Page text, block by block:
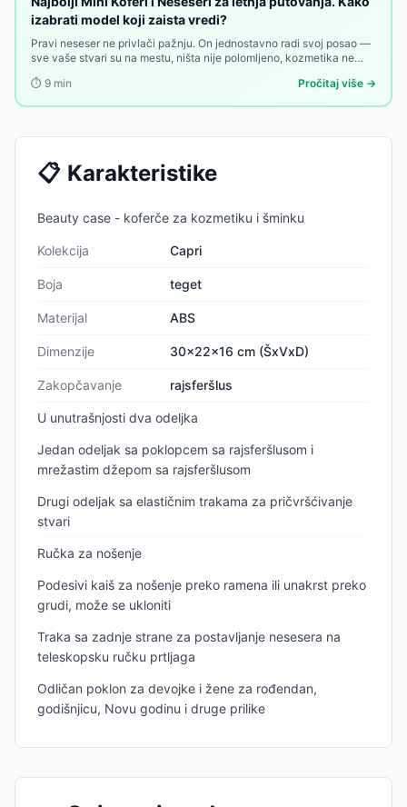
izabrati model koji zaista vredi?
Pravi neseser ne privlači pažnju. On jednostavno radi svoj posao —
sve vaše stvari su na mestu, ništa nije polomljeno, kozmetika ne
⏱️ 9 min Pročitaj više →
📋 Karakteristike
Beauty case - koferče za kozmetiku i šminku
Kolekcija Capri
Boja teget
Materijal ABS
Dimenzije 30x22x16 cm (ŠxVxD)
Zakopčavanje rajsferšlus
U unutrašnjosti dva odeljka
Jedan odeljak sa poklopcem sa rajsferšlusom i
mrežastim džepom sa rajsferšlusom
Drugi odeljak sa elastičnim trakama za pričvršćivanje
stvari
Ručka za nošenje
Podesivi kaiš za nošenje preko ramena ili unakrst preko
grudi, može se ukloniti
Traka sa zadnje strane za postavljanje nesesera na
teleskopsku ručku prtljaga
Odličan poklon za devojke i žene za rođendan,
godišnjicu, Novu godinu i druge prilike